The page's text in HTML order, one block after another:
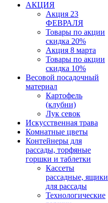
АКЦИЯ
Акция 23
ФЕВРАЛЯ
Товары по акции
скидка 20%
Акция 8 марта
Товары по акции
скидка 10%
Весовой посадочный
материал
Картофель
(клубни)
Лук севок
Искусственная трава
Комнатные цветы
Контейнеры для
рассады, торфяные
горшки и таблетки
Кассеты
рассадные, ящики
для рассады
Технологические